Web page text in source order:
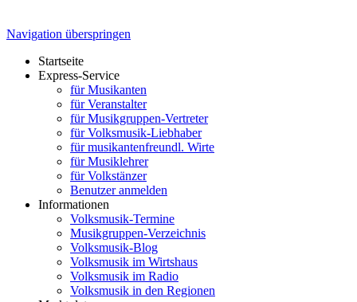
Navigation überspringen
Startseite
Express-Service
für Musikanten
für Veranstalter
für Musikgruppen-Vertreter
für Volksmusik-Liebhaber
für musikantenfreundl. Wirte
für Musiklehrer
für Volkstänzer
Benutzer anmelden
Informationen
Volksmusik-Termine
Musikgruppen-Verzeichnis
Volksmusik-Blog
Volksmusik im Wirtshaus
Volksmusik im Radio
Volksmusik in den Regionen